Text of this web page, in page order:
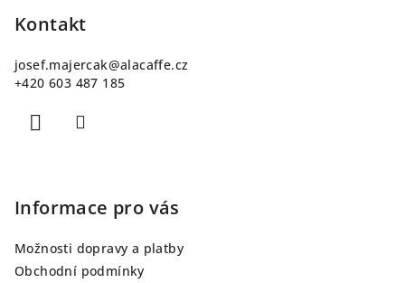
Kontakt
josef.majercak@alacaffe.cz
+420 603 487 185
Informace pro vás
Možnosti dopravy a platby
Obchodní podmínky